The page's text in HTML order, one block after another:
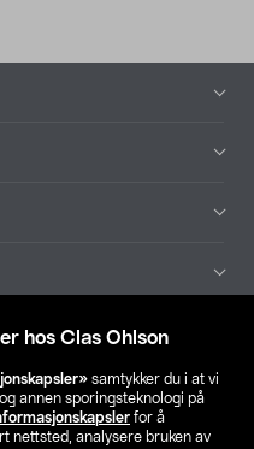
hos Clas Ohlson
samtykker du i at vi
annen sporingsteknologi på
for å
nettsted, analysere bruken av
butikk